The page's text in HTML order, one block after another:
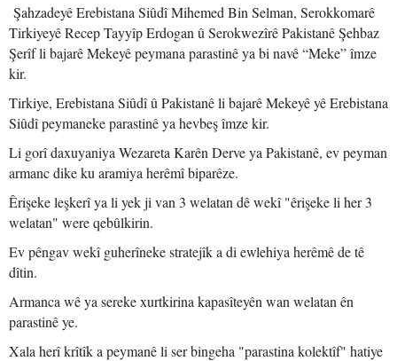
Şahzadeyê Erebistana Siûdî Mihemed Bin Selman, Serokkomarê
Tirkiyeyê Recep Tayyîp Erdogan û Serokwezîrê Pakistanê Şehbaz
Şerîf li bajarê Mekeyê peymana parastinê ya bi navê “Meke” îmze
kir.
Tirkiye, Erebistana Siûdî û Pakistanê li bajarê Mekeyê yê Erebistana
Siûdî peymaneke parastinê ya hevbeş îmze kir.
Li gorî daxuyaniya Wezareta Karên Derve ya Pakistanê, ev peyman
armanc dike ku aramiya herêmî biparêze.
Êrişeke leşkerî ya li yek ji van 3 welatan dê wekî "êrişeke li her 3
welatan" were qebûlkirin.
Ev pêngav wekî guherîneke stratejîk a di ewlehiya herêmê de tê
dîtin.
Armanca wê ya sereke xurtkirina kapasîteyên wan welatan ên
parastinê ye.
Xala herî krîtîk a peymanê li ser bingeha "parastina kolektîf" hatiye